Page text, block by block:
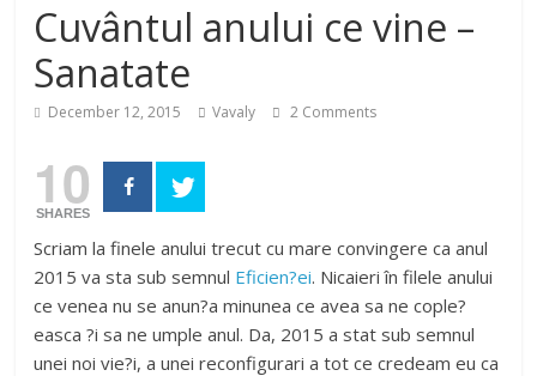
Cuvântul anului ce vine –
Sanatate
December 12, 2015 Vavaly 2 Comments
10
SHARES
Scriam la finele anului trecut cu mare convingere ca anul
2015 va sta sub semnul Eficien?ei. Nicaieri în filele anului
ce venea nu se anun?a minunea ce avea sa ne cople?
easca ?i sa ne umple anul. Da, 2015 a stat sub semnul
unei noi vie?i, a unei reconfigurari a tot ce credeam eu ca